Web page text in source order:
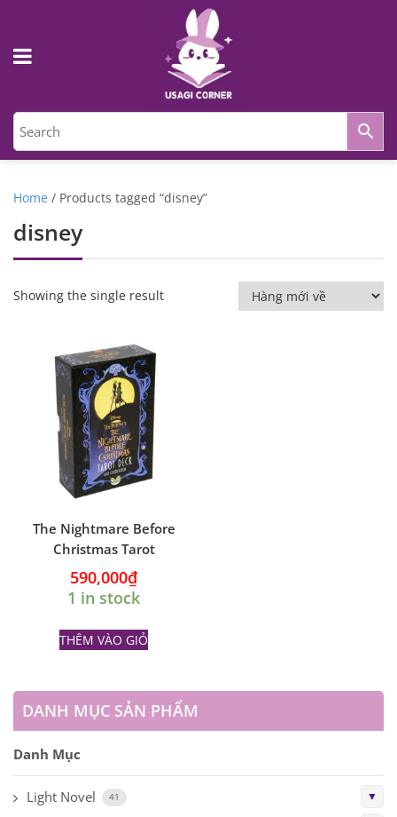
Home / Products tagged “disney”
disney
Showing the single result
The Nightmare Before
Christmas Tarot
590,000₫
1 in stock
THÊM VÀO GIỎ
DANH MỤC SẢN PHẨM
Danh Mục
▼
Light Novel 41